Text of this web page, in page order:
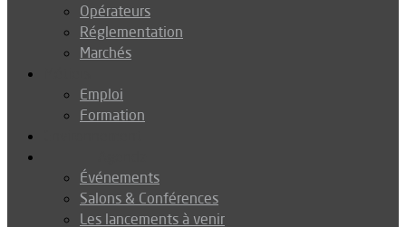
Opérateurs
Réglementation
Marchés
Emploi
Formation
Événements
Salons & Conférences
Les lancements à venir